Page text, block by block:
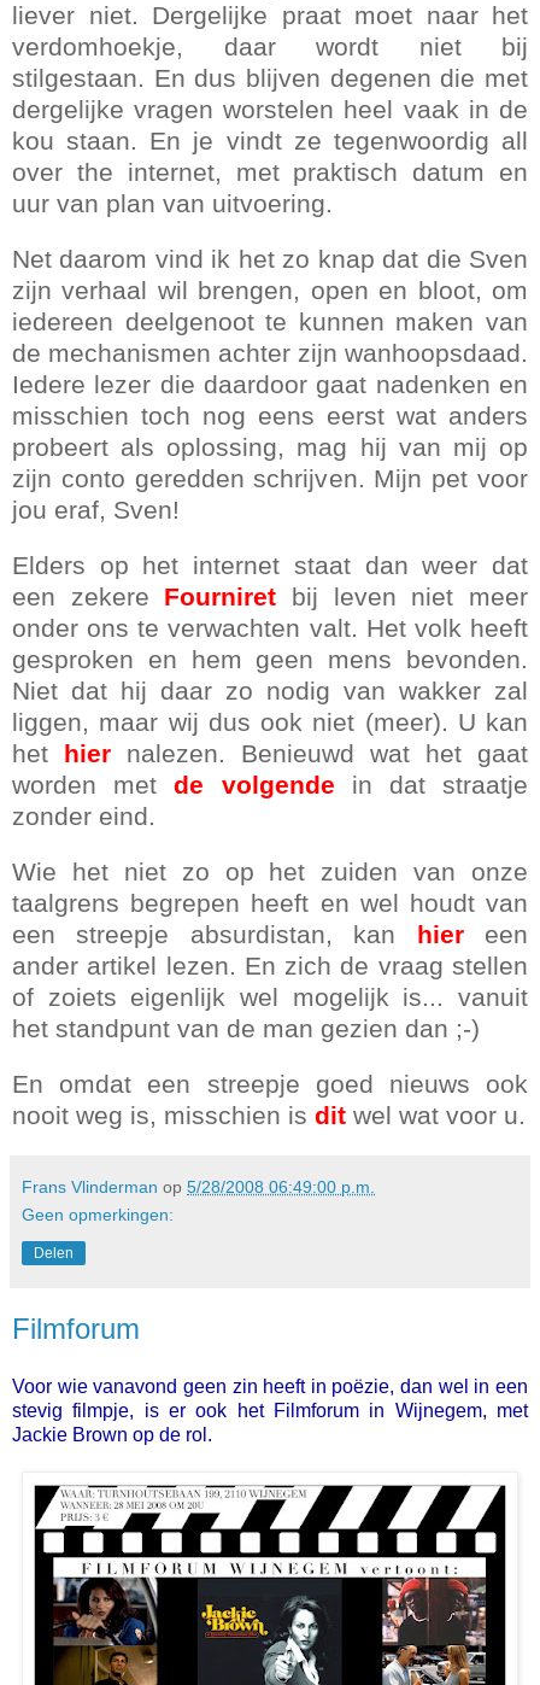
liever niet. Dergelijke praat moet naar het
verdomhoekje, daar wordt niet bij
stilgestaan. En dus blijven degenen die met
dergelijke vragen worstelen heel vaak in de
kou staan. En je vindt ze tegenwoordig all
over the internet, met praktisch datum en
uur van plan van uitvoering.
Net daarom vind ik het zo knap dat die Sven
zijn verhaal wil brengen, open en bloot, om
iedereen deelgenoot te kunnen maken van
de mechanismen achter zijn wanhoopsdaad.
Iedere lezer die daardoor gaat nadenken en
misschien toch nog eens eerst wat anders
probeert als oplossing, mag hij van mij op
zijn conto geredden schrijven. Mijn pet voor
jou eraf, Sven!
Elders op het internet staat dan weer dat
een zekere Fourniret bij leven niet meer
onder ons te verwachten valt. Het volk heeft
gesproken en hem geen mens bevonden.
Niet dat hij daar zo nodig van wakker zal
liggen, maar wij dus ook niet (meer). U kan
het hier nalezen. Benieuwd wat het gaat
worden metde volgende in dat straatje
zonder eind.
Wie het niet zo op het zuiden van onze
taalgrens begrepen heeft en wel houdt van
een streepje absurdistan, kan
hier
een
ander artikel lezen. En zich de vraag stellen
of zoiets eigenlijk wel mogelijk is... vanuit
het standpunt van de man gezien dan ;-)
En omdat een streepje goed nieuws ook
nooit weg is, misschien is dit wel wat voor u.
Frans Vlinderman op 5/28/2008 06:49:00 p.m.
Geen opmerkingen:
Delen
Filmforum
Voor wie vanavond geen zin heeft in poëzie, dan wel in een
stevig filmpje, is er ook het Filmforum in Wijnegem, met
Jackie Brown op de rol.